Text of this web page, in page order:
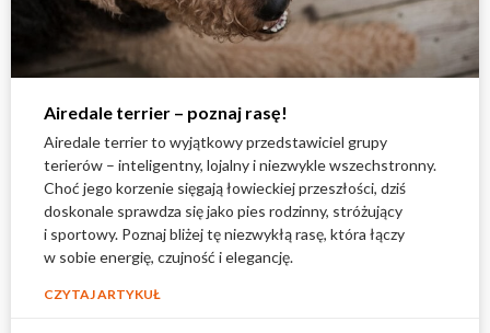
Airedale terrier – poznaj rasę!
Airedale terrier to wyjątkowy przedstawiciel grupy
terierów – inteligentny, lojalny i niezwykle wszechstronny.
Choć jego korzenie sięgają łowieckiej przeszłości, dziś
doskonale sprawdza się jako pies rodzinny, stróżujący
i sportowy. Poznaj bliżej tę niezwykłą rasę, która łączy
w sobie energię, czujność i elegancję.
CZYTAJ ARTYKUŁ